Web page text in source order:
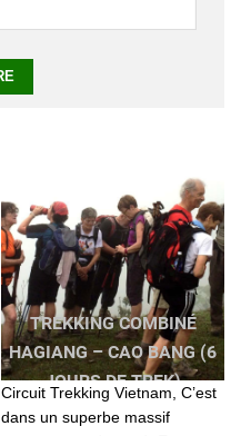
TREKKING COMBINÉ
HAGIANG – CAO BANG (6
JOURS DE TREK)
Circuit Trekking Vietnam, C’est
dans un superbe massif